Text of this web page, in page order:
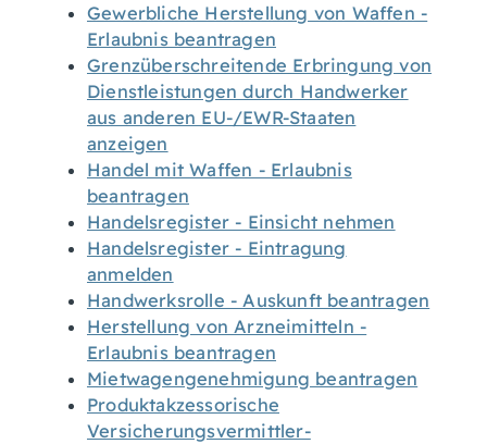
Gewerbliche Herstellung von Waffen -
Erlaubnis beantragen
Grenzüberschreitende Erbringung von
Dienstleistungen durch Handwerker
aus anderen EU-/EWR-Staaten
anzeigen
Handel mit Waffen - Erlaubnis
beantragen
Handelsregister - Einsicht nehmen
Handelsregister - Eintragung
anmelden
Handwerksrolle - Auskunft beantragen
Herstellung von Arzneimitteln -
Erlaubnis beantragen
Mietwagengenehmigung beantragen
Produktakzessorische
Versicherungsvermittler-